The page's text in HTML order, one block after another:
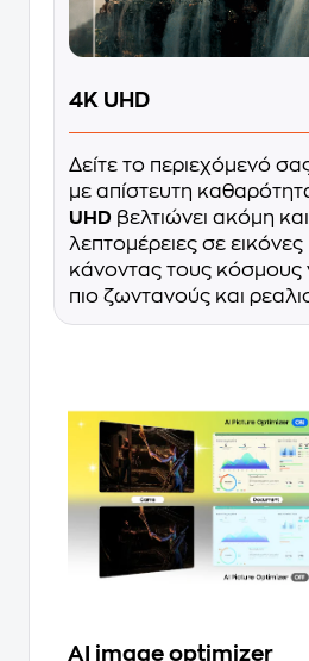
4K UHD
Δείτε το περιεχόμενό
με απίστευτη
UHD βελτιώνει ακόμη και
λεπτομέρειες σε εικόνες
κάνοντας τους κόσμους
πιο ζωντανούς και
AI image optimizer